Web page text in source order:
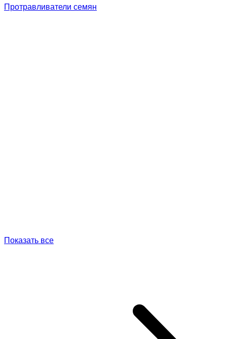
Протравливатели семян
Показать все